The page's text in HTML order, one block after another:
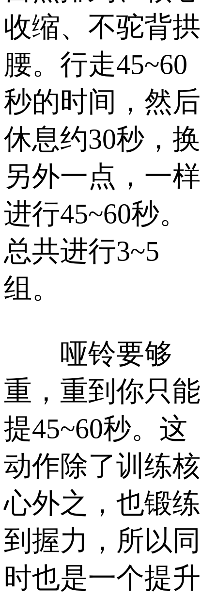
收缩、不驼背拱
腰。行走45~60
秒的时间，然后
休息约30秒，换
另外一点，一样
进行45~60秒。
总共进行3~5
组。
哑铃要够
重，重到你只能
提45~60秒。这
动作除了训练核
心外之，也锻练
到握力，所以同
时也是一个提升